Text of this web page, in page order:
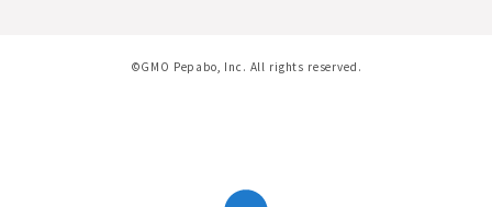
©GMO Pepabo, Inc. All rights reserved.